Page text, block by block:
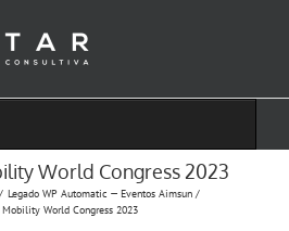
World Congress 2023
Legado WP Automatic — Eventos Aimsun
World Congress 2023